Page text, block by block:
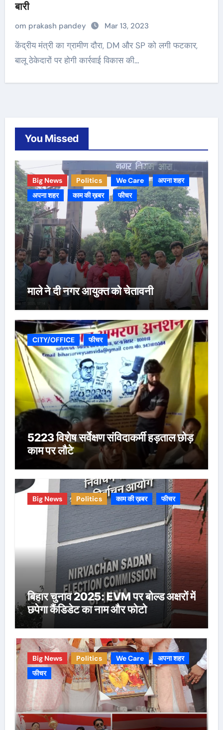
बारी
om prakash pandey Mar 13, 2023
केंद्रीय मंत्री का ग्रामीण दौरा, DM और SP को लगी फटकार,
बालू ठेकेदारों पर होगी कार्रवाई विकास की…
You Missed
Big News Politics We Care
अपना शहर
अपना शहर
काम की ख़बर फीचर
माले ने दी नगर आयुक्त को चेतावनी
CITY/OFFICE फीचर
5223 विशेष सर्वेक्षण संविदाकर्मी हड़ताल छोड़
काम पर लौटे
Big News Politics काम की ख़बर फीचर
बिहार चुनाव 2025: EVM पर बोल्ड अक्षरों में
छपेगा कैंडिडेट का नाम और फोटो
Big News Politics We Care
अपना शहर
फीचर